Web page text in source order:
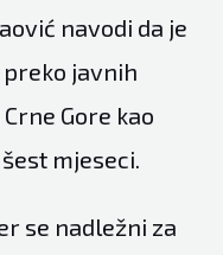
navodi da je
javnih
Gore kao
mjeseci.
se nadležni za